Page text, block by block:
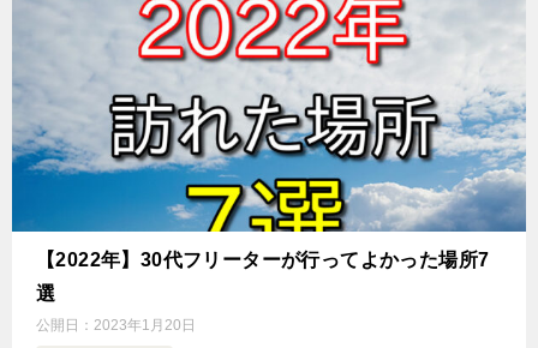
【2022年】30代フリーターが行ってよかった場所7
選
公開日： 2023年1月20日